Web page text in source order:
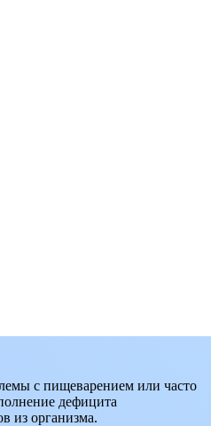
с пищеварением или часто
дефицита
из организма.